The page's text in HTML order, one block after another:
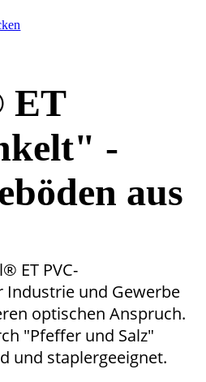
ET
-
aus
ET PVC-
Industrie und Gewerbe
optischen Anspruch.
"Pfeffer und Salz"
und staplergeeignet.